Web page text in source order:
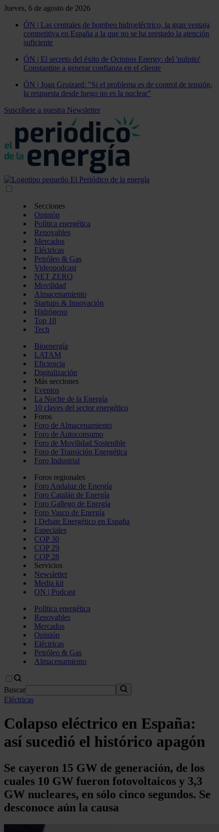
Jueves, 6 de agosto de 2026
ÓN | Las centrales de bombeo hidroeléctrico, la gran ventaja
competitiva en España a la que no se ha prestado la atención
suficiente
ÓN | El secreto del éxito de Octopus Energy: del 'pulpito'
Constantine a generar confianza en el cliente
ÓN | Joan Groizard: "Si el problema es de control de tensión,
la respuesta desde luego no es la nuclear"
Suscríbete a nuestra Newsletter
Secciones
Opinión
Política energética
Renovables
Mercados
Eléctricas
Petróleo & Gas
Videopodcast
NET ZERO
Movilidad
Almacenamiento
Startups & Innovación
Hidrógeno
Top 10
Tech
Bioenergía
LATAM
Eficiencia
Digitalización
Más secciones
Eventos
La Noche de la Energía
10 claves del sector energético
Foros
Foro de Almacenamiento
Foro de Autoconsumo
Foro de Movilidad Sostenible
Foro de Transición Energética
Foro Industrial
Foros regionales
Foro Andaluz de Energía
Foro Catalán de Energía
Foro Gallego de Energía
Foro Vasco de Energía
I Debate Energético en España
Especiales
COP 30
COP 29
COP 28
Servicios
Newsletter
Media kit
ON | Podcast
Política energética
Renovables
Mercados
Opinión
Eléctricas
Petróleo & Gas
Almacenamiento
Buscar
Eléctricas
Colapso eléctrico en España:
así sucedió el histórico apagón
Se cayeron 15 GW de generación, de los
cuales 10 GW fueron fotovoltaicos y 3,3
GW nucleares, en sólo cinco segundos. Se
desconoce aún la causa